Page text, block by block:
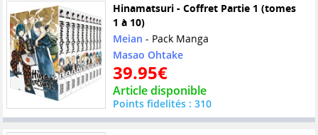
Hinamatsuri - Coffret Partie 1 (tomes
1 à 10)
Meian - Pack Manga
Masao Ohtake
39.95€
Article disponible
Points fidelités : 310